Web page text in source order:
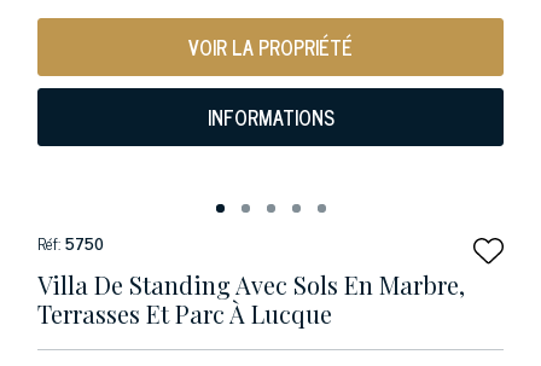
VOIR LA PROPRIÉTÉ
INFORMATIONS
Réf:5750
Villa De Standing Avec Sols En Marbre,
Terrasses Et Parc À Lucque